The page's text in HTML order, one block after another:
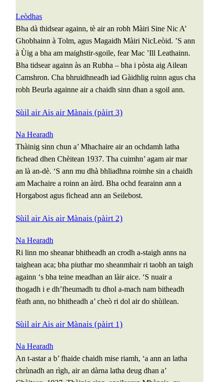
Leòdhas
Bha dà thidsear againn, tè air an robh Màiri Sine Nic A’
Ghobhainn à Tolm, agus Magaidh Màiri NicLeòid. ’S ann
à Ùig a bha am maighstir-sgoile, fear Mac ’Ill Leathainn.
Bha tidsear againn às an Rubha – bha i pòsta aig Ailean
Camshron. Cha bhruidhneadh iad Gàidhlig ruinn agus cha
robh Beurla againne air a chaidh sinn dhan a sgoil ann.
Sùil air Ais air Mànais (pàirt 3)
Na Hearadh
Thàinig sinn chun a’ Mhachaire air an ochdamh latha
fichead dhen Chèitean 1937. Tha cuimhn’ agam air mar
an là an-dè. ‘S ann mu dhà bhliadhna roimhe sin a chaidh
am Machaire a roinn an àird. Bha ochd fearainn ann a
Horgabost agus fichead ann an Seilebost.
Sùil air Ais air Mànais (pàirt 2)
Na Hearadh
Ri linn mo sheanar bhitheadh an crodh a-staigh anns na
taighean aca; bha piuthar mo sheanmhair ri taobh an taigh
againn ‘s bha teine meadhan an làir aice. ‘S nuair a
thogadh i e dh’fheumadh tu dhol a-mach nam bitheadh
fèath ann, no bhitheadh a’ cheò ri dol air do shùilean.
Sùil air Ais air Mànais (pàirt 1)
Na Hearadh
An t-astar a b’ fhaide chaidh mise riamh, ‘a ann an latha
chrùnadh an rìgh, air an dàrna latha deug dhan a’